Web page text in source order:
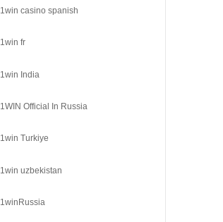
1win casino spanish
1win fr
1win India
1WIN Official In Russia
1win Turkiye
1win uzbekistan
1winRussia